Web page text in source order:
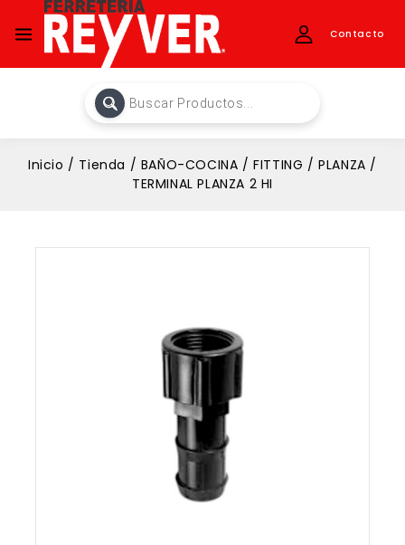
Contacto
Inicio / Tienda / BAÑO-COCINA / FITTING / PLANZA /
TERMINAL PLANZA 2 HI